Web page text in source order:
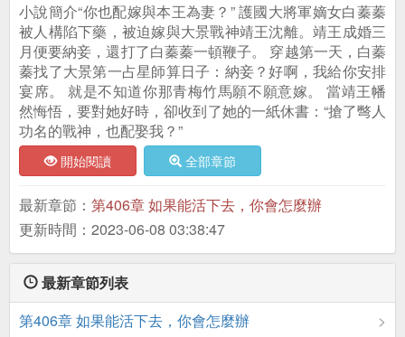
小說簡介“你也配嫁與本王為妻？” 護國大將軍嫡女白蓁蓁
被人構陷下藥，被迫嫁與大景戰神靖王沈離。靖王成婚三
月便要納妾，還打了白蓁蓁一頓鞭子。 穿越第一天，白蓁
蓁找了大景第一占星師算日子：納妾？好啊，我給你安排
宴席。 就是不知道你那青梅竹馬願不願意嫁。 當靖王幡
然悔悟，要對她好時，卻收到了她的一紙休書：“搶了彆人
功名的戰神，也配娶我？”
開始閱讀 全部章節
最新章節： 第406章 如果能活下去，你會怎麼辦
更新時間：2023-06-08 03:38:47
最新章節列表
第406章 如果能活下去，你會怎麼辦